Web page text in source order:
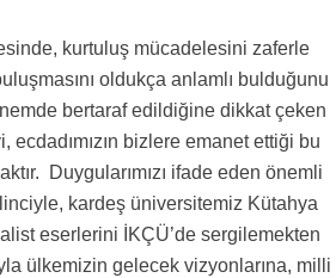
kurtuluş mücadelesini zaferle
oldukça anlamlı bulduğunu
bertaraf edildiğine dikkat çeken
bizlere emanet ettiği bu
Duygularımızı ifade eden önemli
kardeş üniversitemiz Kütahya
eserlerini İKÇÜ’de sergilemekten
ülkemizin gelecek vizyonlarına, milli